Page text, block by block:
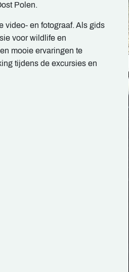
Polen.
video- en fotograaf. Als gids
voor wildlife en
mooie ervaringen te
tijdens de excursies en